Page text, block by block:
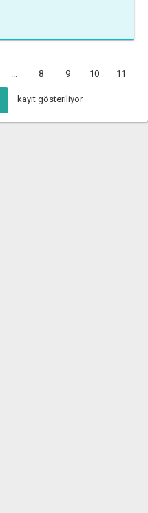
... 8 9 10 11
kayıt gösteriliyor